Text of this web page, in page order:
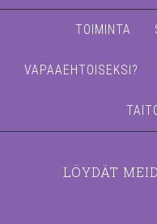
TOIMINTA
VAPAAEHTOISEKSI?
LÖYDÄT